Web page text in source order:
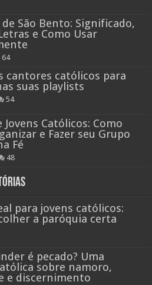
São Bento: Significado,
e Como Usar
64
cantores católicos para
suas playlists
54
Jovens Católicos: Como
e Fazer seu Grupo
Fé
48
para jovens católicos:
a paróquia certa
é pecado? Uma
sobre namoro,
e discernimento